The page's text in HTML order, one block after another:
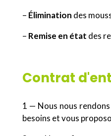
– Élimination des
– Remise en état des
Contrat
1 — Nous nous
besoins et vous